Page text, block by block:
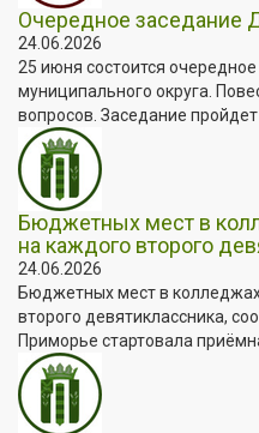
Очередное заседание
24.06.2026
25 июня состоится
муниципального округа.
вопросов. Заседание пройдет
Бюджетных мест в
на каждого второго
24.06.2026
Бюджетных мест в
второго девятиклассника,
Приморье стартовала